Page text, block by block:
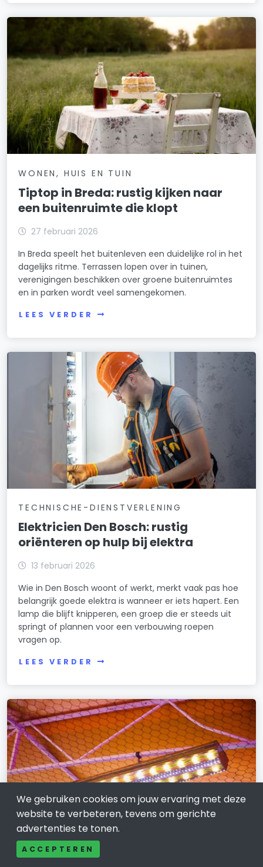
WONEN, HUIS EN TUIN
Tiptop in Breda: rustig kijken naar
een buitenruimte die klopt
27 februari 2026
In Breda speelt het buitenleven een duidelijke rol in het
dagelijks ritme. Terrassen lopen over in tuinen,
verenigingen beschikken over groene buitenruimtes
en in parken wordt veel samengekomen.
LEES VERDER
TECHNISCHE-DIENSTVERLENING
Elektricien Den Bosch: rustig
oriënteren op hulp bij elektra
13 februari 2026
Wie in Den Bosch woont of werkt, merkt vaak pas hoe
belangrijk goede elektra is wanneer er iets hapert. Een
lamp die blijft knipperen, een groep die er steeds uit
springt of plannen voor een verbouwing roepen
vragen op.
LEES VERDER
TECHNISCHE-DIENSTVERLENING
We gebruiken cookies om jouw ervaring met deze
website te verbeteren, tevens om gerichte
advertenties te tonen.
ACCEPTEREN